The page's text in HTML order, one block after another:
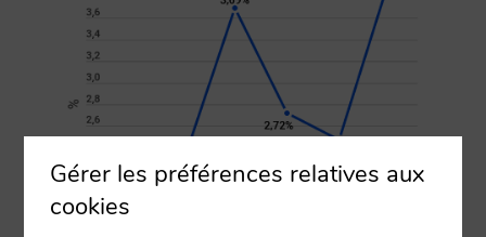
Gérer les préférences relatives aux
cookies